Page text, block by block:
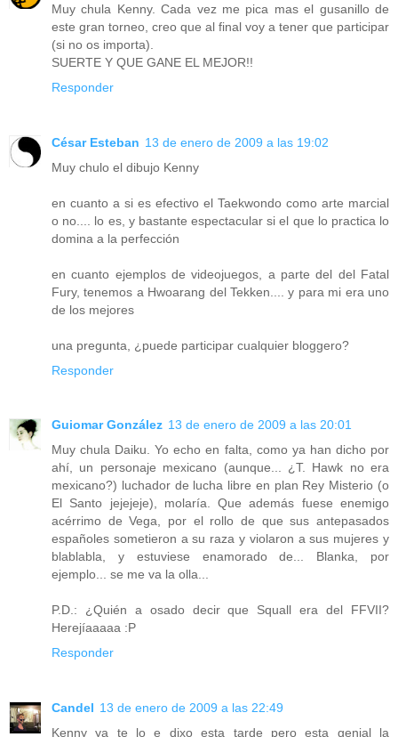
Muy chula Kenny. Cada vez me pica mas el gusanillo de
este gran torneo, creo que al final voy a tener que participar
(si no os importa).
SUERTE Y QUE GANE EL MEJOR!!
Responder
César Esteban 13 de enero de 2009 a las 19:02
Muy chulo el dibujo Kenny
en cuanto a si es efectivo el Taekwondo como arte marcial
o no.... lo es, y bastante espectacular si el que lo practica lo
domina a la perfección
en cuanto ejemplos de videojuegos, a parte del del Fatal
Fury, tenemos a Hwoarang del Tekken.... y para mi era uno
de los mejores
una pregunta, ¿puede participar cualquier bloggero?
Responder
Guiomar González 13 de enero de 2009 a las 20:01
Muy chula Daiku. Yo echo en falta, como ya han dicho por
ahí, un personaje mexicano (aunque... ¿T. Hawk no era
mexicano?) luchador de lucha libre en plan Rey Misterio (o
El Santo jejejeje), molaría. Que además fuese enemigo
acérrimo de Vega, por el rollo de que sus antepasados
españoles sometieron a su raza y violaron a sus mujeres y
blablabla, y estuviese enamorado de... Blanka, por
ejemplo... se me va la olla...
P.D.: ¿Quién a osado decir que Squall era del FFVII?
Herejíaaaaa :P
Responder
Candel 13 de enero de 2009 a las 22:49
Kenny ya te lo e dixo esta tarde pero esta genial la